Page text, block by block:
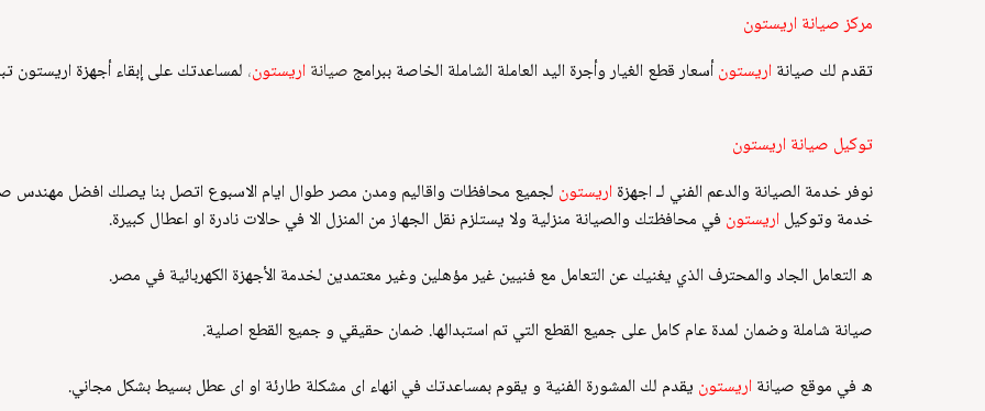
مركز صيانة اريستون
تقدم لك صيانة اريستونأسعار قطع الغيار وأجرة اليد العاملة الشاملة الخاصة ببرامجصيانة اريستون، لمساعدتك على إبقاء أجهزة اريستون
توكيل صيانة اريستون
نوفر خدمة الصيانة والدعم الفني لـ اجهزة اريستون لجميع محافظات واقاليم ومدن مصر طوال ايام الاسبوع اتصل بنا يصلك افضل مهندس
خدمة وتوكيل اريستونفي محافظتك والصيانة منزلية ولا يستلزم نقل الجهاز من المنزل الا في حالات نادرة او اعطال كبيرة.
ه التعامل الجاد والمحترف الذي يغنيك عن التعامل مع فنيين غير مؤهلين وغير معتمدين لخدمة الأجهزة الكهربائية في مصر.
صيانة شاملة وضمان لمدة عام كامل على جميع القطع التي تم استبدالها. ضمان حقيقي و جميع القطع اصلية.
ه في موقع صيانة اريستون يقدم لك المشورة الفنية و يقوم بمساعدتك في انهاء اى مشكلة طارئة او اى عطل بسيط بشكل مجاني.